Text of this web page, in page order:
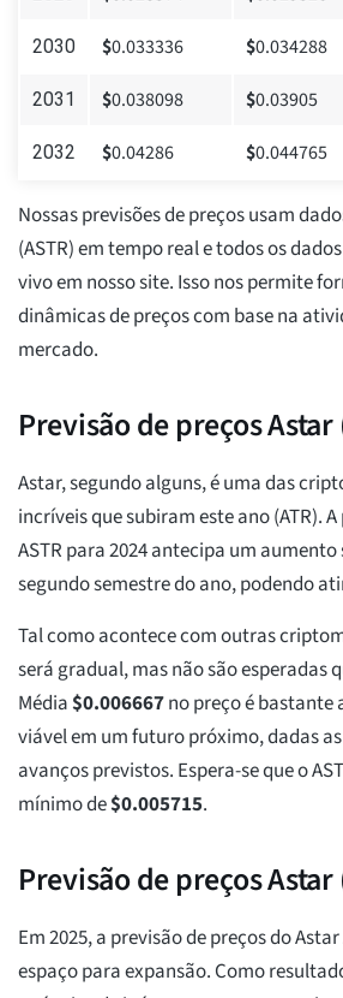
2030 $0.033336 $0.034288
2031 $0.038098 $0.03905
2032 $0.04286 $0.044765
Nossas previsões de preços usam
(ASTR) em tempo real e todos os
vivo em nosso site. Isso nos permite
dinâmicas de preços com base na
mercado.
Previsão de preços Astar
Astar, segundo alguns, é uma das
incríveis que subiram este ano (ATR).
ASTR para 2024 antecipa um
segundo semestre do ano, podendo
Tal como acontece com outras
será gradual, mas não são esperadas
Média$0.006667no preço é bastante
viável em um futuro próximo, dadas
avanços previstos. Espera-se que o
mínimo de$0.005715.
Previsão de preços Astar
Em 2025, a previsão de preços do
espaço para expansão. Como